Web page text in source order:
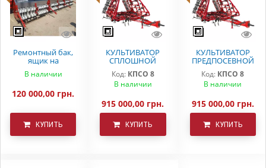
Ремонтный бак,
ящик на
вариаторную
сеялку СЗ 5.4
В наличии
120 000,00 грн.
КУПИТЬ
КУЛЬТИВАТОР
СПЛОШНОЙ
ОБРАБОТКИ
ДЕМЕТРА КПСО-8
Код: КПСО 8
В наличии
915 000,00 грн.
КУПИТЬ
КУЛЬТИВАТОР
ПРЕДПОСЕВНОЙ
ОБРАБОТКИ
КПСО-8 ДЕМЕТРА
Код: КПСО 8
В наличии
915 000,00 грн.
КУПИТЬ